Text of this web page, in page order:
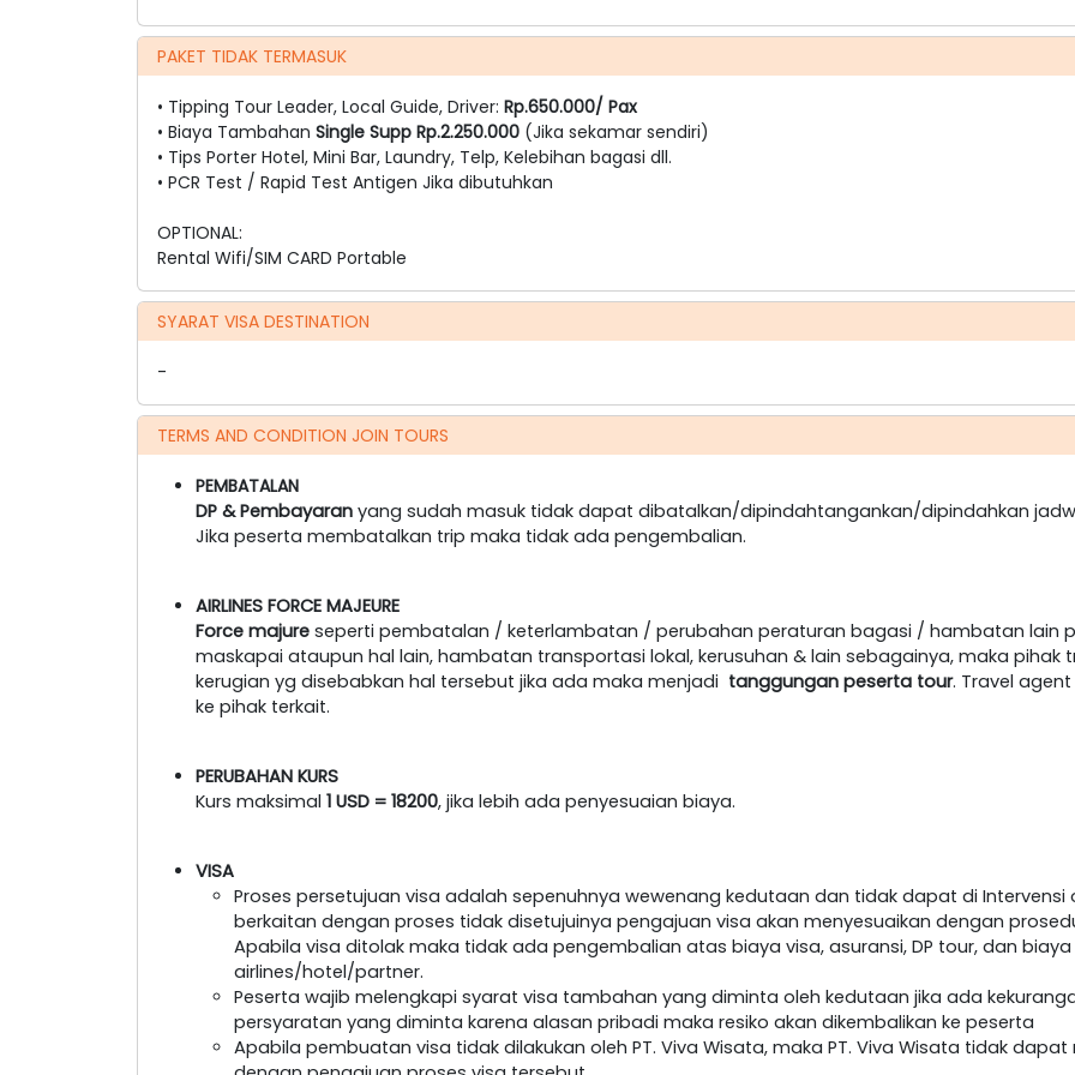
PAKET TIDAK TERMASUK
• Tipping Tour Leader, Local Guide, Driver: Rp.650.000/ Pax
• Biaya Tambahan Single Supp Rp.2.250.000 (Jika sekamar sendiri)
• Tips Porter Hotel, Mini Bar, Laundry, Telp, Kelebihan bagasi dll.
• PCR Test / Rapid Test Antigen Jika dibutuhkan
OPTIONAL:
Rental Wifi/SIM CARD Portable
SYARAT VISA DESTINATION
-
TERMS AND CONDITION JOIN TOURS
PEMBATALAN
DP & Pembayaran yang sudah masuk tidak dapat dibatalkan/dipindahtangankan/dipindahkan
Jika peserta membatalkan trip maka tidak ada pengembalian.
AIRLINES FORCE MAJEURE
Force majure seperti pembatalan / keterlambatan / perubahan peraturan bagasi / hambatan lain
maskapai ataupun hal lain, hambatan transportasi lokal, kerusuhan & lain sebagainya, maka
kerugian yg disebabkan hal tersebut jika ada maka menjadi tanggungan peserta tour. Travel
ke pihak terkait.
PERUBAHAN KURS
Kurs maksimal 1 USD = 18200, jika lebih ada penyesuaian biaya.
VISA
Proses persetujuan visa adalah sepenuhnya wewenang kedutaan dan tidak dapat di
berkaitan dengan proses tidak disetujuinya pengajuan visa akan menyesuaikan dengan
Apabila visa ditolak maka tidak ada pengembalian atas biaya visa, asuransi, DP tour, dan
airlines/hotel/partner.
Peserta wajib melengkapi syarat visa tambahan yang diminta oleh kedutaan jika ada
persyaratan yang diminta karena alasan pribadi maka resiko akan dikembalikan ke peserta
Apabila pembuatan visa tidak dilakukan oleh PT. Viva Wisata, maka PT. Viva Wisata tidak